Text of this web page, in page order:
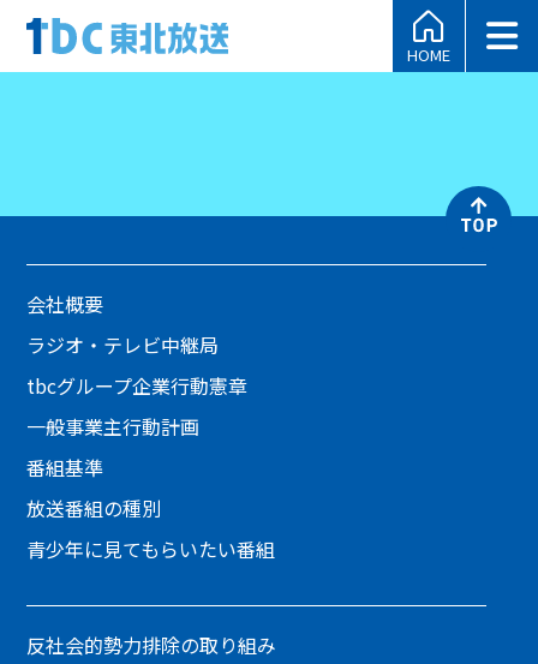
HOME
会社概要
ラジオ・テレビ中継局
tbcグループ企業行動憲章
一般事業主行動計画
番組基準
放送番組の種別
青少年に見てもらいたい番組
反社会的勢力排除の取り組み